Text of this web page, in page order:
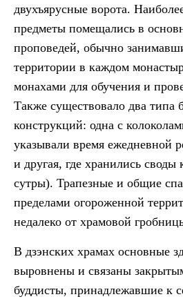
двухъярусные ворота.
предметы помещались в
проповедей, обычно
территории в каждом
монахами для обучения и
Также существовало два типа
конструкций: одна с
указывали время ежедневной
и другая, где хранились своды
сутры). Трапезные и общие
пределами огороженной
недалеко от храмовой
В дзэнских храмах основные
выровнены и связаны
буддисты, принадлежавшие к